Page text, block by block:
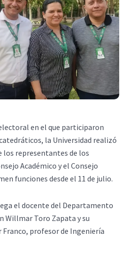
en el que participaron
la Universidad realizó
los representantes de los
Académico y el Consejo
funciones desde el 11 de julio.
el docente del Departamento
Willmar Toro Zapata y su
Franco, profesor de Ingeniería